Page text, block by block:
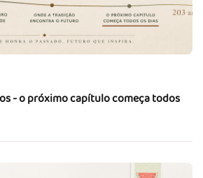
- o próximo capítulo começa todos